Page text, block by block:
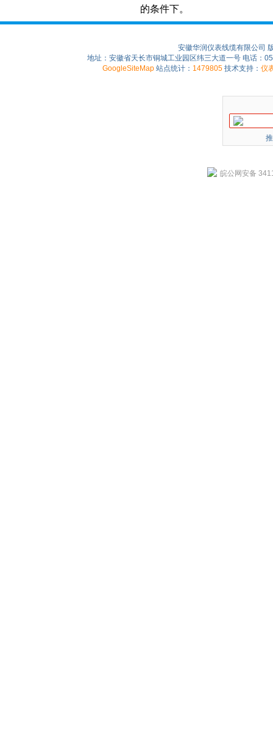
的条件下。
安徽华润仪表线缆有限公司
地址：安徽省天长市铜城工业园区纬三大道一号 电话：
GoogleSiteMap 站点统计： 1479805 技术支持： 仪
皖公网安备